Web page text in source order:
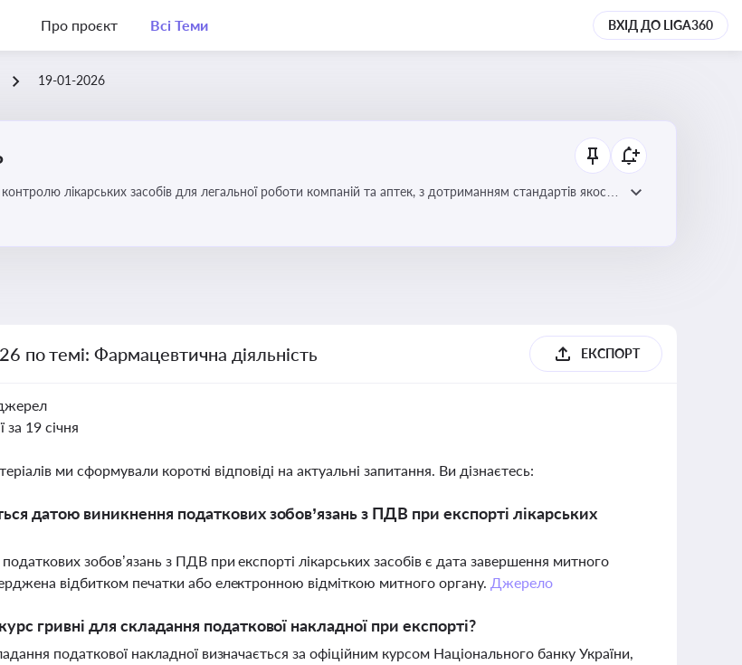
Про проєкт Всі Теми ВХІД ДО LIGA360
19-01-2026
лікарських засобів для легальної роботи компаній та аптек, з дотриманням стандартів якості
по темі: Фармацевтична діяльність ЕКСПОРТ
за 19 січня
ми сформували короткі відповіді на актуальні запитання. Ви дізнаєтесь:
датою виникнення податкових зобов’язань з ПДВ при експорті лікарських
зобов’язань з ПДВ при експорті лікарських засобів є дата завершення митного
відбитком печатки або електронною відміткою митного органу. Джерело
гривні для складання податкової накладної при експорті?
податкової накладної визначається за офіційним курсом Національного банку України,